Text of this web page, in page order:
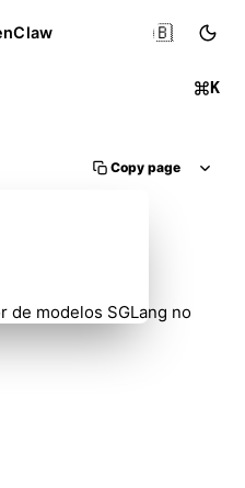
K
🇧🇷
Copy page
de modelos SGLang no